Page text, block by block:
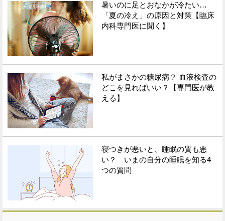
暑いのに足とおなかが冷たい…
「夏の冷え」の原因と対策【臨床
内科専門医に聞く】
私がまさかの糖尿病？ 血液検査の
どこを見ればいい？【専門医が教
える】
寝つきが悪いと、睡眠の質も悪
い？ いまの自分の睡眠を知る4
つの質問